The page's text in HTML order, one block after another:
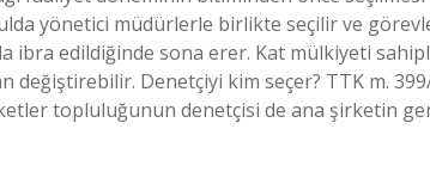
yönetici müdürlerle birlikte seçilir ve
edildiğinde sona erer. Kat mülkiyeti
değiştirebilir. Denetçiyi kim seçer? TTK m.
topluluğunun denetçisi de ana şirketin